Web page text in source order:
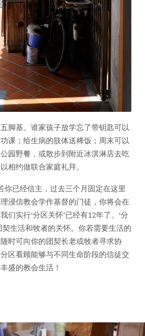
脚基。谁家孩子放学忘了带钥匙可以
课；给生病的肢体送稀饭；周末可以
园野餐，或散步到附近冰淇淋店去吃
相约做联合家庭礼拜。
你已经信主，过去三个月固定在这里
浸信教会学作基督的门徒，你将会在
们实行‘分区关怀’已经有12年了。‘分
契生活和牧者的关怀。你若需要生活的
时可向你的团契长老或牧者寻求协
区看顾能够与不同生命阶段的信徒交
盛的教会生活！